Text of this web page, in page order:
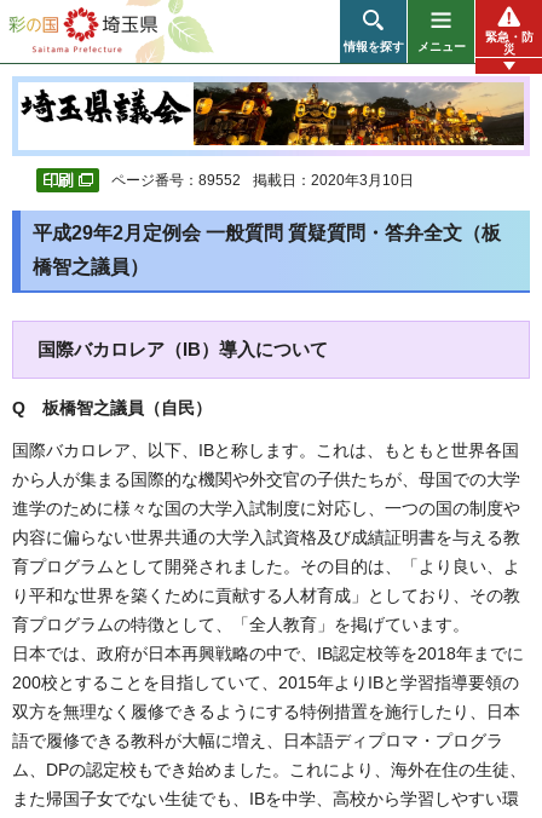
彩の国 埼玉県
情報を探す メニュー
緊急・防
災
ページ番号：89552 掲載日：2020年3月10日
平成29年2月定例会 一般質問 質疑質問・答弁全文（板
橋智之議員）
国際バカロレア（IB）導入について
Q 板橋智之議員（自民）
国際バカロレア、以下、IBと称します。これは、もともと世界各国
から人が集まる国際的な機関や外交官の子供たちが、母国での大学
進学のために様々な国の大学入試制度に対応し、一つの国の制度や
内容に偏らない世界共通の大学入試資格及び成績証明書を与える教
育プログラムとして開発されました。その目的は、「より良い、よ
り平和な世界を築くために貢献する人材育成」としており、その教
育プログラムの特徴として、「全人教育」を掲げています。
日本では、政府が日本再興戦略の中で、IB認定校等を2018年までに
200校とすることを目指していて、2015年よりIBと学習指導要領の
双方を無理なく履修できるようにする特例措置を施行したり、日本
語で履修できる教科が大幅に増え、日本語ディプロマ・プログラ
ム、DPの認定校もでき始めました。これにより、海外在住の生徒、
また帰国子女でない生徒でも、IBを中学、高校から学習しやすい環